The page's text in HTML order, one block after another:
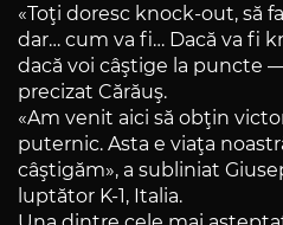
«Toţi doresc knock-out, să
dar… cum va fi… Dacă va fi
dacă voi câştige la puncte
precizat Cărăuş.
«Am venit aici să obţin
puternic. Asta e viaţa
câştigăm», a subliniat
luptător K-1, Italia.